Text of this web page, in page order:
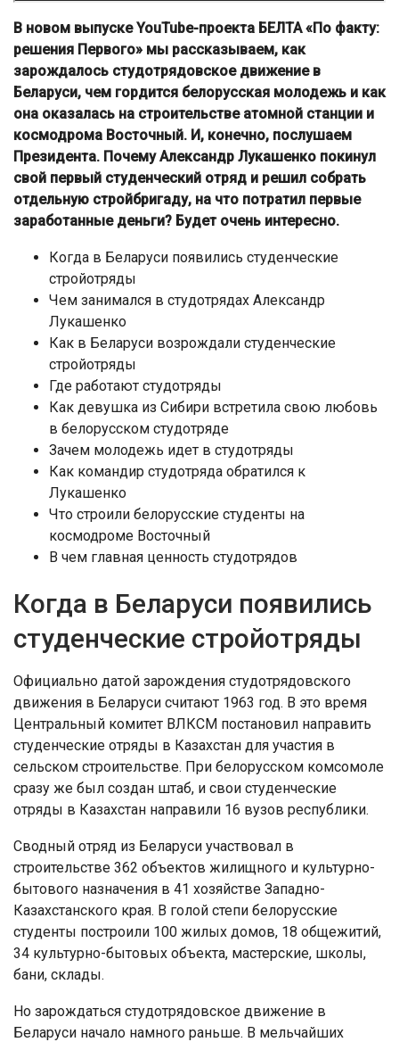
В новом выпуске YouTube-проекта БЕЛТА «По факту:
решения Первого» мы рассказываем, как
зарождалось студотрядовское движение в
Беларуси, чем гордится белорусская молодежь и как
она оказалась на строительстве атомной станции и
космодрома Восточный. И, конечно, послушаем
Президента. Почему Александр Лукашенко покинул
свой первый студенческий отряд и решил собрать
отдельную стройбригаду, на что потратил первые
заработанные деньги? Будет очень интересно.
Когда в Беларуси появились студенческие
стройотряды
Чем занимался в студотрядах Александр
Лукашенко
Как в Беларуси возрождали студенческие
стройотряды
Где работают студотряды
Как девушка из Сибири встретила свою любовь
в белорусском студотряде
Зачем молодежь идет в студотряды
Как командир студотряда обратился к
Лукашенко
Что строили белорусские студенты на
космодроме Восточный
В чем главная ценность студотрядов
Когда в Беларуси появились
студенческие стройотряды
Официально датой зарождения студотрядовского
движения в Беларуси считают 1963 год. В это время
Центральный комитет ВЛКСМ постановил направить
студенческие отряды в Казахстан для участия в
сельском строительстве. При белорусском комсомоле
сразу же был создан штаб, и свои студенческие
отряды в Казахстан направили 16 вузов республики.
Сводный отряд из Беларуси участвовал в
строительстве 362 объектов жилищного и культурно-
бытового назначения в 41 хозяйстве Западно-
Казахстанского края. В голой степи белорусские
студенты построили 100 жилых домов, 18 общежитий,
34 культурно-бытовых объекта, мастерские, школы,
бани, склады.
Но зарождаться студотрядовское движение в
Беларуси начало намного раньше. В мельчайших